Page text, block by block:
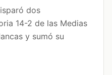
dos
14-2 de las Medias
y sumó su